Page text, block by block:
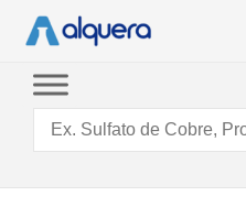
conteúdo